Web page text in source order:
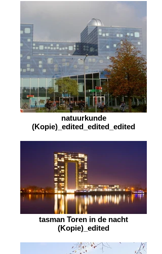
natuurkunde
(Kopie)_edited_edited_edited
tasman Toren in de nacht
(Kopie)_edited